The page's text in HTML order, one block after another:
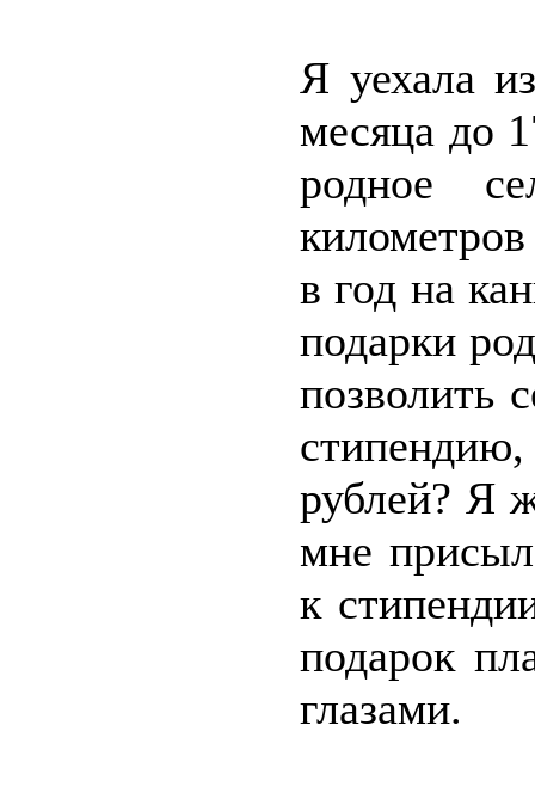
Я уехала
месяца до
родное
в год на
подарки
позволить
рублей? Я
мне
к
подарок
глазами.